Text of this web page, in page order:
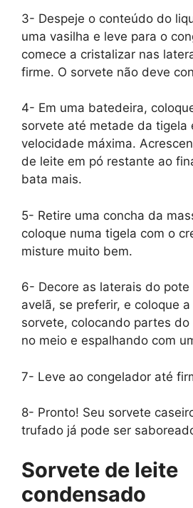
3- Despeje o conteúdo do
uma vasilha e leve para o
comece a cristalizar nas
firme. O sorvete não deve
4- Em uma batedeira,
sorvete até metade da tigela
velocidade máxima.
de leite em pó restante ao
bata mais.
5- Retire uma concha da
coloque numa tigela com o
misture muito bem.
6- Decore as laterais do pote
avelã, se preferir, e coloque
sorvete, colocando partes
no meio e espalhando com
7- Leve ao congelador até
8- Pronto! Seu sorvete
trufado já pode ser
Sorvete de leite
condensado